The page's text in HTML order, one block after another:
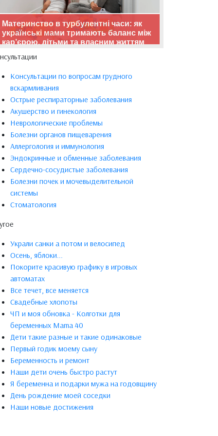
Материнство в турбулентні часи: як
українські мами тримають баланс між
кар’єрою, дітьми та власним життям
Консультации по вопросам грудного
вскармливания
Острые респираторные заболевания
Акушерство и гинекология
Неврологические проблемы
Болезни органов пищеварения
Аллергология и иммунология
Эндокринные и обменные заболевания
Сердечно-сосудистые заболевания
Болезни почек и мочевыделительной
системы
Стоматология
Украли санки а потом и велосипед
Осень, яблоки...
Покорите красивую графику в игровых
автоматах
Все течет, все меняется
Свадебные хлопоты
ЧП и моя обновка - Колготки для
беременных Mama 40
Дети такие разные и такие одинаковые
Первый годик моему сыну
Беременность и ремонт
Наши дети очень быстро растут
Я беременна и подарки мужа на годовщину
День рождение моей соседки
Наши новые достижения